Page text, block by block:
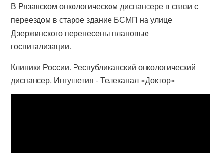
В Рязанском онкологическом диспансере в связи с
переездом в старое здание БСМП на улице
Дзержинского перенесены плановые
госпитализации.
Клиники России. Республиканский онкологический
диспансер. Ингушетия - Телеканал «Доктор»